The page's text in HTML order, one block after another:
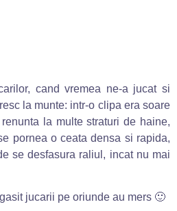
cand vremea ne-a jucat si
la munte: intr-o clipa era soare
la multe straturi de haine,
pornea o ceata densa si rapida,
se desfasura raliul, incat nu mai
jucarii pe oriunde au mers 🙂